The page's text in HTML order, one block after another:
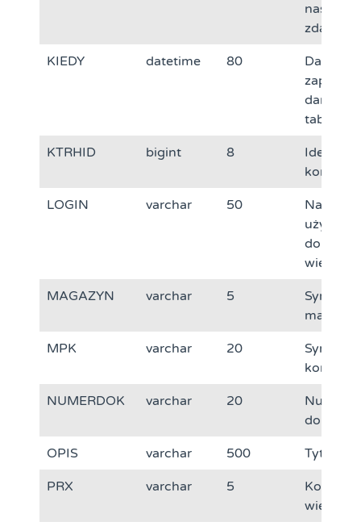
nastąpiło
KIEDY datetime 80
Data i
zapisu
danych
tabeli
KTRHID bigint 8
LOGIN varchar 50
Nazwa
wiersz
MAGAZYN varchar 5
Symbol
MPK varchar 20
Symbol
komórki
NUMERDOK varchar 20
Numer
OPIS varchar 500 Tytuł
PRX varchar 5
Kod PRX
wiersza